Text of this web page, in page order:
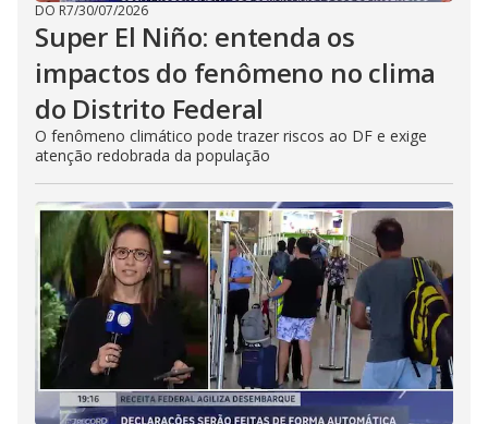
DO R7/30/07/2026
Super El Niño: entenda os
impactos do fenômeno no clima
do Distrito Federal
O fenômeno climático pode trazer riscos ao DF e exige
atenção redobrada da população